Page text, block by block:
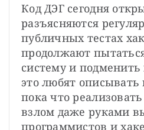
Код ДЭГ сегодня
разъясняются
публичных тестах
продолжают
систему и подменить
это любят описывать
пока что
взлом даже руками
программистов и